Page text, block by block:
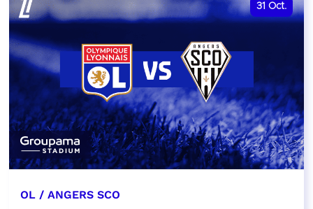
31 Oct.
OL / ANGERS SCO